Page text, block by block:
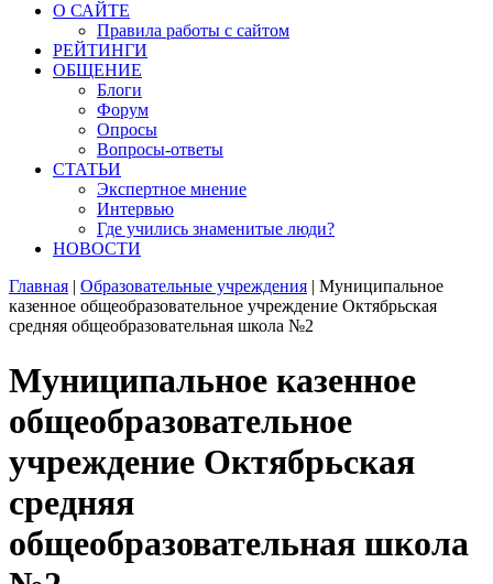
О САЙТЕ
Правила работы с сайтом
РЕЙТИНГИ
ОБЩЕНИЕ
Блоги
Форум
Опросы
Вопросы-ответы
СТАТЬИ
Экспертное мнение
Интервью
Где учились знаменитые люди?
НОВОСТИ
Главная | Образовательные учреждения | Муниципальное
казенное общеобразовательное учреждение Октябрьская
средняя общеобразовательная школа №2
Муниципальное казенное
общеобразовательное
учреждение Октябрьская
средняя
общеобразовательная школа